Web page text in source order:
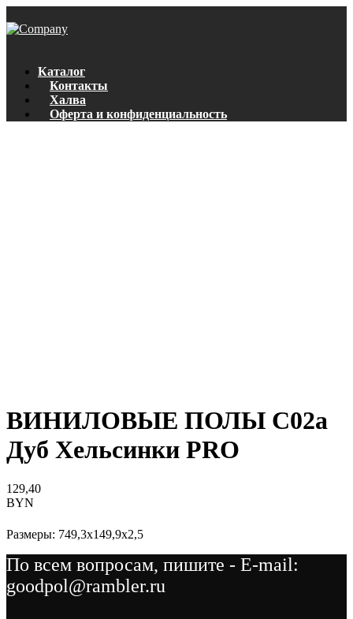
Каталог
Контакты
Халва
Оферта и конфиденциальность
ВИНИЛОВЫЕ ПОЛЫ C02a
Дуб Хельсинки PRO
129,40
BYN
Размеры: 749,3x149,9x2,5
По всем вопросам, пишите - E-mail:
goodpol@rambler.ru